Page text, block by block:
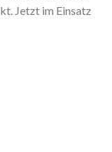
Jetzt im Einsatz